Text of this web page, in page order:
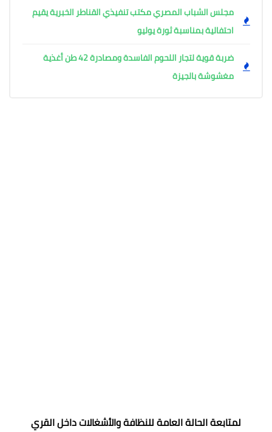
مجلس الشباب المصري مكتب تنفيذي القناطر الخبرية يقيم
احتفالية بمناسبة ثورة يوليو
ضربة قوية لتجار اللحوم الفاسدة ومصادرة 42 طن أغذية
مغشوشة بالجيزة
لمتابعة الحالة العامة للنظافة والأشغالات داخل القري